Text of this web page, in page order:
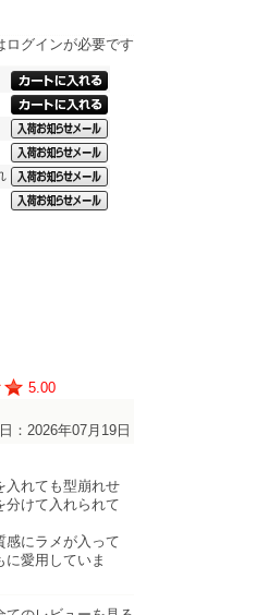
ログインが必要です
5.00
：2026年07月19日
入れても型崩れせ
分けて入れられて
感にラメが入って
愛用していま